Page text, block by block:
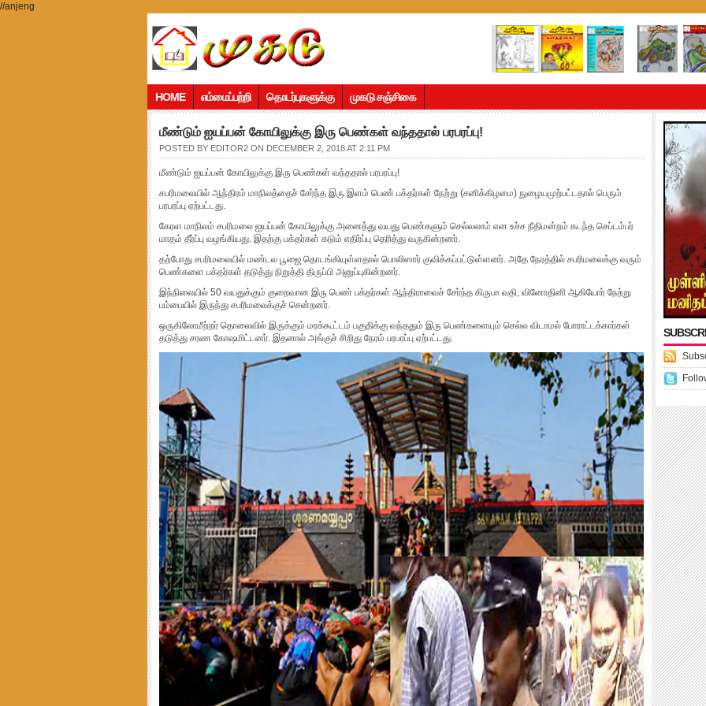
//anjeng
HOME எம்மைப்பற்றி தொடர்புகளுக்கு முகடு சஞ்சிகை
மீண்டும் ஐயப்பன் கோயிலுக்கு இரு பெண்கள் வந்ததால் பரபரப்பு!
POSTED BY EDITOR2 ON DECEMBER 2, 2018 AT 2:11 PM
மீண்டும் ஐயப்பன் கோயிலுக்கு இரு பெண்கள் வந்ததால் பரபரப்பு!
சபரிமலையில் ஆந்திரம் மாநிலத்தைச் சேர்ந்த இரு இளம் பெண் பக்தர்கள் நேற்று (சனிக்கிழமை) நுழையமுற்பட்டதால் பெரும்
பரபரப்பு ஏற்பட்டது.
கேரள மாநிலம் சபரிமலை ஐயப்பன் கோயிலுக்கு அனைத்து வயது பெண்களும் செல்லலாம் என உச்ச நீதிமன்றம் கடந்த செப்டம்பர்
மாதம் தீர்ப்பு வழங்கியது. இதற்கு பக்தர்கள் கடும் எதிர்ப்பு தெரித்து வருகின்றனர்.
தற்போது சபரிமலையில் மண்டல பூஜை தொடங்கியுள்ளதால் பொலிஸார் குவிக்கப்பட்டுள்ளனர். அதே நேரத்தில் சபரிமலைக்கு வரும்
பெண்களை பக்தர்கள் தடுத்து நிறுத்தி திருப்பி அனுப்புகின்றனர்.
இந்நிலையில் 50 வயதுக்கும் குறைவான இரு பெண் பக்தர்கள் ஆந்திராவைச் சேர்ந்த கிருபா வதி, வினோதினி ஆகியோர் நேற்று
பம்பையில் இருந்து சபரிமலைக்குச் சென்றனர்.
ஒருகிலோமீற்றர் தொலைவில் இருக்கும் மரக்கூட்டம் பகுதிக்கு வந்ததும் இரு பெண்களையும் செல்ல விடாமல் போராட்டக்கார்கள்
தடுத்து சரண கோஷமிட்டனர். இதனால் அங்குச் சிறிது நேரம் பரபரப்பு ஏற்பட்டது.